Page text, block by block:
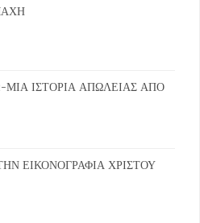
ΜΙΑ ΙΣΤΟΡΙΑ ΑΠΩΛΕΙΑΣ ΑΠΟ
ΕΙΚΟΝΟΓΡΑΦΙΑ ΧΡΙΣΤΟΥ